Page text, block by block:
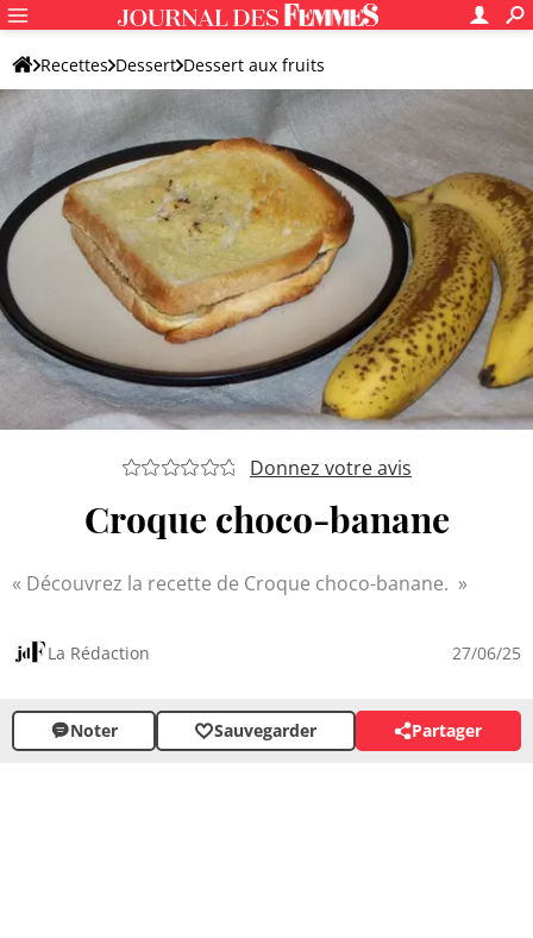
Recettes Dessert Dessert aux fruits
Dessert original aux fruits
Donnez votre avis
Croque choco-banane
Découvrez la recette de Croque choco-banane.
La Rédaction 27/06/25
Noter Sauvegarder Partager